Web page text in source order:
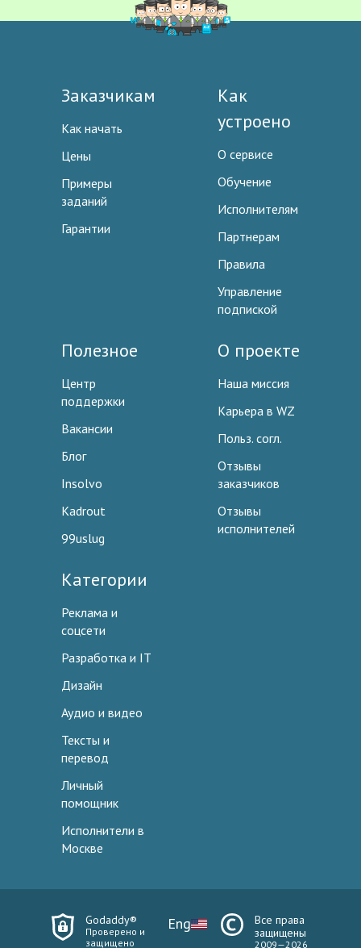
Заказчикам
Как начать
Цены
Примеры
заданий
Гарантии
Как
устроено
О сервисе
Обучение
Исполнителям
Партнерам
Правила
Управление
подпиской
Полезное
Центр
поддержки
Вакансии
Блог
Insolvo
Kadrout
99uslug
О проекте
Наша миссия
Карьера в WZ
Польз. согл.
Отзывы
заказчиков
Отзывы
исполнителей
Категории
Реклама и
соцсети
Разработка и IT
Дизайн
Аудио и видео
Тексты и
перевод
Личный
помощник
Исполнители в
Москве
Godaddy®
Проверено и
защищено
Eng
Все права
защищены
2009—2026